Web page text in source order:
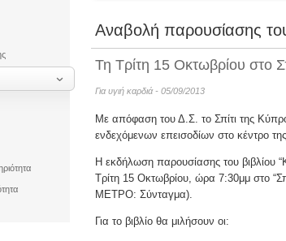
Οι
Αναβολή παρουσίασης
Τη Τρίτη 15 Οκτωβρίου στο
Για υγιή καρδιά - 05/09/2013
Με απόφαση του Δ.Σ. το Σπίτι της
ενδεχόμενων επεισοδίων στο κέντρο
Η εκδήλωση παρουσίασης του βιβλίου
Τρίτη 15 Οκτωβρίου, ώρα 7:30μμ στο
ΜΕΤΡΟ: Σύνταγμα).
Για το βιβλίο θα μιλήσουν οι: